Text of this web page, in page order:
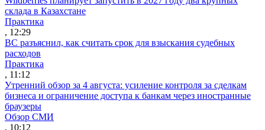
склада в Казахстане
Практика
, 12:29
ВС разъяснил, как считать срок для взыскания судебных
расходов
Практика
, 11:12
Утренний обзор за 4 августа: усиление контроля за сделкам
бизнеса и ограничение доступа к банкам через иностранные
браузеры
Обзор СМИ
, 10:12